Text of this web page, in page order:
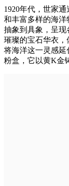
1920年代，世家
和丰富多样的海洋
抽象到具象，呈现
璀璨的宝石华衣
将海洋这一灵感延
粉盒，它以黄K金